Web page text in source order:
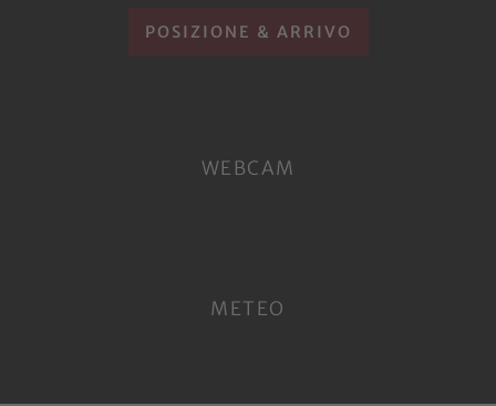
POSIZIONE & ARRIVO
WEBCAM
METEO